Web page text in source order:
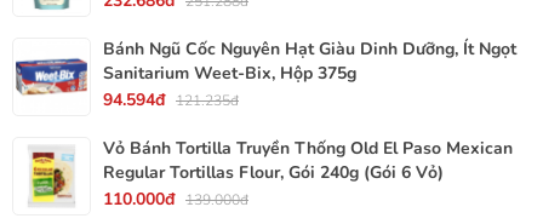
Bánh Ngũ Cốc Nguyên Hạt Giàu Dinh Dưỡng, Ít Ngọt
Sanitarium Weet-Bix, Hộp 375g
94.594đ 121.235đ
Vỏ Bánh Tortilla Truyền Thống Old El Paso Mexican
Regular Tortillas Flour, Gói 240g (Gói 6 Vỏ)
110.000đ 139.000đ